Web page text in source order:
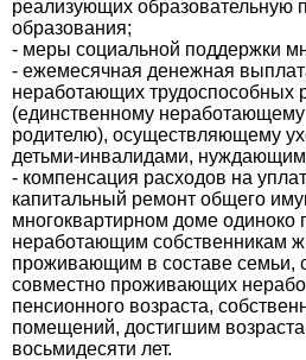
реализующих образовательную
образования;
- меры социальной поддержки
- ежемесячная денежная
неработающих трудоспособных
(единственному
родителю), осуществляющему
детьми-инвалидами,
- компенсация расходов на
капитальный ремонт общего
многоквартирном доме
неработающим собственникам
проживающим в составе семьи,
совместно проживающих
пенсионного возраста,
помещений, достигшим
восьмидесяти лет.